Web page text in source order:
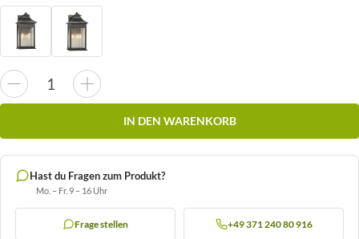
IN DEN WARENKORB
Hast du Fragen zum Produkt?
Mo. – Fr. 9 – 16 Uhr
Frage stellen +49 371 240 80 916